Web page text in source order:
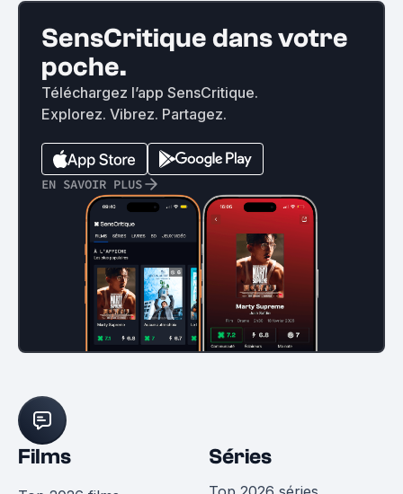
SensCritique dans votre
poche.
Téléchargez l’app SensCritique.
Explorez. Vibrez. Partagez.
EN SAVOIR PLUS
Films Séries